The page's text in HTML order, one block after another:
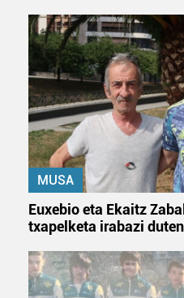
MUSA
Euxebio eta Ekaitz
txapelketa irabazi